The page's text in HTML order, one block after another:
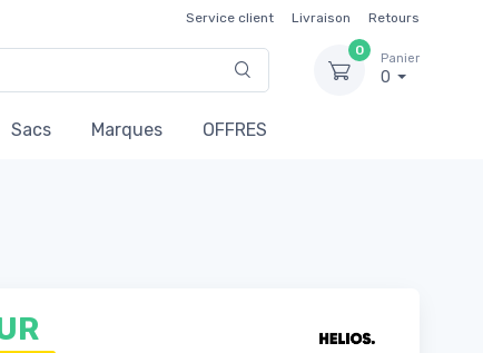
Service client Livraison Retours
0
Panier
0
Sacs Marques OFFRES